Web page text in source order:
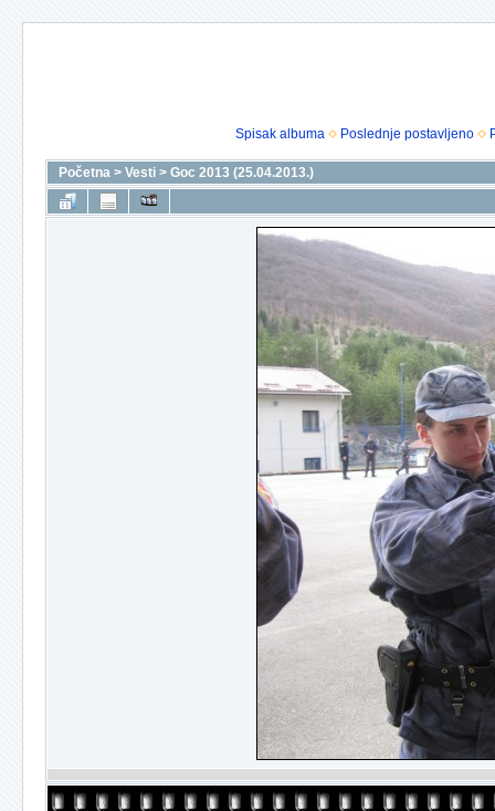
Spisak albuma Poslednje postavljeno
Početna > Vesti > Goc 2013 (25.04.2013.)